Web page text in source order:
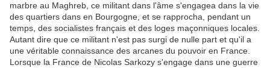
marbre au Maghreb, ce militant dans l'âme s'engagea dans la vie
des quartiers dans en Bourgogne, et se rapprocha, pendant un
temps, des socialistes français et des loges maçonniques locales.
Autant dire que ce militant n'est pas surgi de nulle part et qu'il a
une véritable connaissance des arcanes du pouvoir en France.
Lorsque la France de Nicolas Sarkozy s'engage dans une guerre